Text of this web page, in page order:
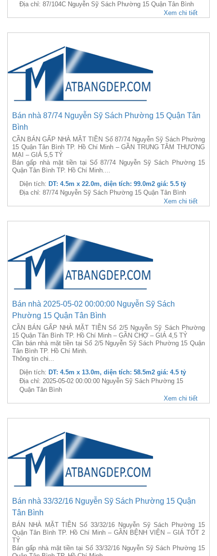
Địa chỉ: 87/104C Nguyễn Sỹ Sách Phường 15 Quận Tân Bình
Xem chi tiết
Bán nhà 87/74 Nguyễn Sỹ Sách Phường 15 Quận Tân
Bình
CẦN BÁN GẤP NHÀ MẶT TIỀN Số 87/74 Nguyễn Sỹ Sách Phường
15 Quận Tân Bình TP. Hồ Chí Minh – GẦN TRUNG TÂM THƯƠNG
MẠI – GIÁ 5,5 TỶ
Bán gấp nhà mặt tiền tại Số 87/74 Nguyễn Sỹ Sách Phường 15
Quận Tân Bình TP. Hồ Chí Minh....
Diện tích: DT: 4.5m x 22.0m, diện tích: 99.0m2 giá: 5.5 tỷ
Địa chỉ: 87/74 Nguyễn Sỹ Sách Phường 15 Quận Tân Bình
Xem chi tiết
Bán nhà 2025-05-02 00:00:00 Nguyễn Sỹ Sách
Phường 15 Quận Tân Bình
CẦN BÁN GẤP NHÀ MẶT TIỀN Số 2/5 Nguyễn Sỹ Sách Phường
15 Quận Tân Bình TP. Hồ Chí Minh – GẦN CHỢ – GIÁ 4,5 TỶ
Cần bán nhà mặt tiền tại Số 2/5 Nguyễn Sỹ Sách Phường 15 Quận
Tân Bình TP. Hồ Chí Minh.
Thông tin chi...
Diện tích: DT: 4.5m x 13.0m, diện tích: 58.5m2 giá: 4.5 tỷ
Địa chỉ: 2025-05-02 00:00:00 Nguyễn Sỹ Sách Phường 15
Quận Tân Bình
Xem chi tiết
Bán nhà 33/32/16 Nguyễn Sỹ Sách Phường 15 Quận
Tân Bình
BÁN NHÀ MẶT TIỀN Số 33/32/16 Nguyễn Sỹ Sách Phường 15
Quận Tân Bình TP. Hồ Chí Minh – GẦN BỆNH VIỆN – GIÁ TỐT 2
TỶ
Bán gấp nhà mặt tiền tại Số 33/32/16 Nguyễn Sỹ Sách Phường 15